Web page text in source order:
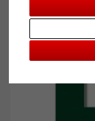
Tillbaka